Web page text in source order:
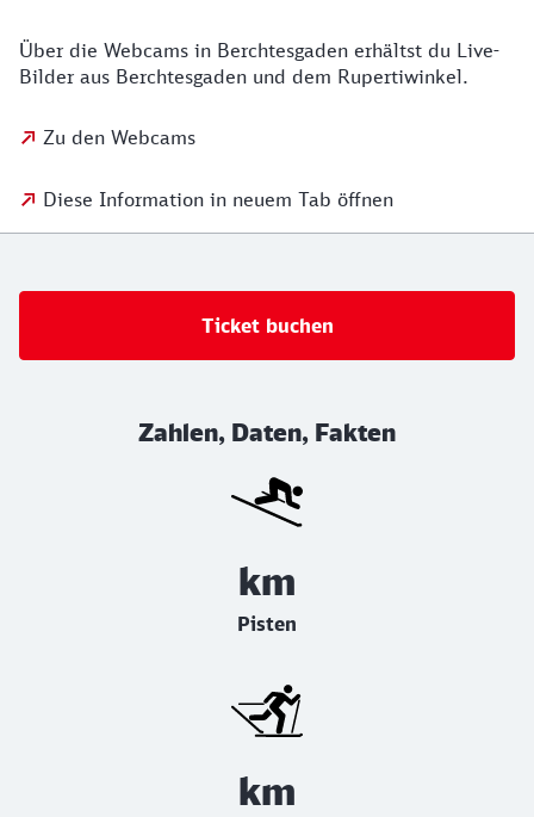
Über die Webcams in Berchtesgaden erhältst du Live-
Bilder aus Berchtesgaden und dem Rupertiwinkel.
Zu den Webcams
Diese Information in neuem Tab öffnen
Ticket buchen
Zahlen, Daten, Fakten
km
Pisten
km